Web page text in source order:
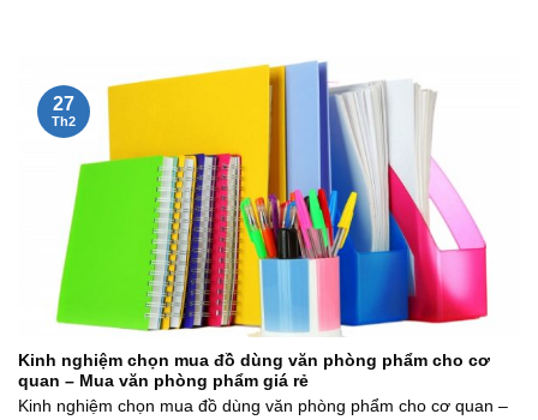
Kinh nghiệm chọn mua đồ dùng văn phòng phẩm cho cơ
quan – Mua văn phòng phẩm giá rẻ
Kinh nghiệm chọn mua đồ dùng văn phòng phẩm cho cơ quan –
27
Th2